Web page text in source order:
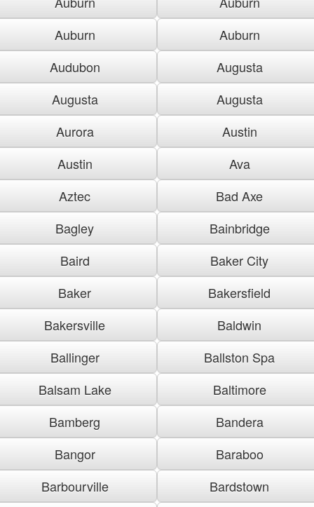
Auburn
Auburn
Audubon
Augusta
Augusta
Augusta
Aurora
Austin
Austin
Ava
Aztec
Bad Axe
Bagley
Bainbridge
Baird
Baker City
Baker
Bakersfield
Bakersville
Baldwin
Ballinger
Ballston Spa
Balsam Lake
Baltimore
Bamberg
Bandera
Bangor
Baraboo
Barbourville
Bardstown